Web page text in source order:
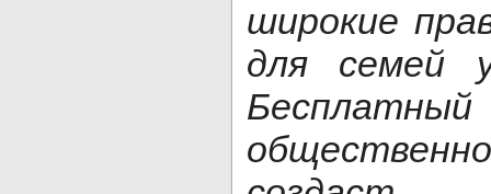
широкие
для семей